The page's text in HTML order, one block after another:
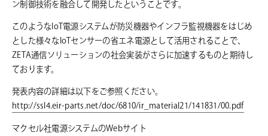
ン制御技術を融合して開発したということです。
このようなIoT電源システムが防災機器やインフラ監視機器をはじめ
とした様々なIoTセンサーの省エネ電源として活用されることで、
ZETA通信ソリューションの社会実装がさらに加速するものと期待し
ております。
発表内容の詳細は以下をご参照ください。
http://ssl4.eir-parts.net/doc/6810/ir_material21/141831/00.pdf
マクセル社電源システムのWebサイト